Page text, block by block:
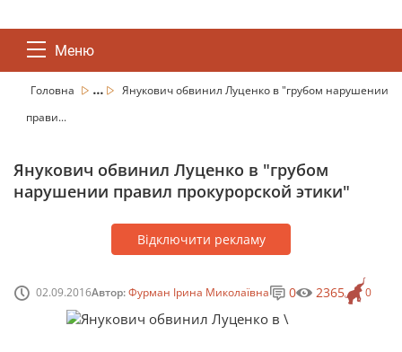
Меню
Головна ...
Янукович обвинил Луценко в "грубом нарушении
прави...
Янукович обвинил Луценко в "грубом
нарушении правил прокурорской этики"
Відключити рекламу
02.09.2016Автор:Фурман Ірина Миколаївна 0
0 2365